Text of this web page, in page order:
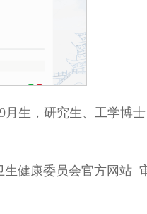
生，研究生、工学博
健康委员会官方网站